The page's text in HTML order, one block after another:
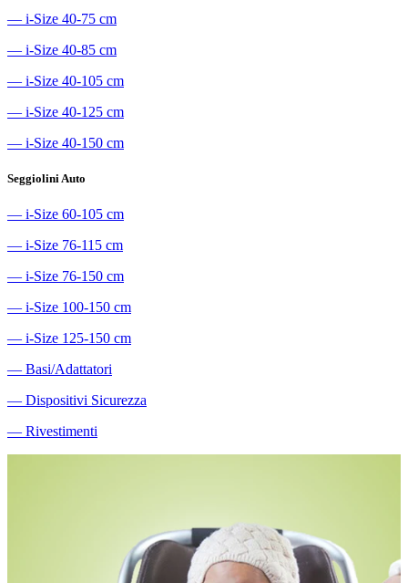
― i-Size 40-75 cm
― i-Size 40-85 cm
― i-Size 40-105 cm
― i-Size 40-125 cm
― i-Size 40-150 cm
Seggiolini Auto
― i-Size 60-105 cm
― i-Size 76-115 cm
― i-Size 76-150 cm
― i-Size 100-150 cm
― i-Size 125-150 cm
― Basi/Adattatori
― Dispositivi Sicurezza
― Rivestimenti